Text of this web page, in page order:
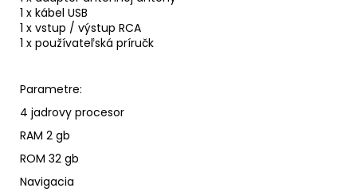
1 x kábel USB
1 x vstup / výstup RCA
1 x používateľská príručk
Parametre:
4 jadrovy procesor
RAM 2 gb
ROM 32 gb
Navigacia